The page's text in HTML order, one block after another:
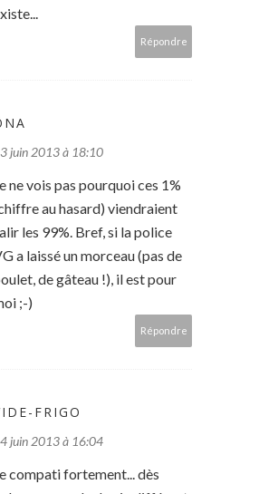
Répondre
juin 2013 à 18:10
ne vois pas pourquoi ces 1%
au hasard) viendraient
les 99%. Bref, si la police
a laissé un morceau (pas de
de gâteau !), il est pour
;-)
Répondre
FRIGO
juin 2013 à 16:04
compati fortement... dès